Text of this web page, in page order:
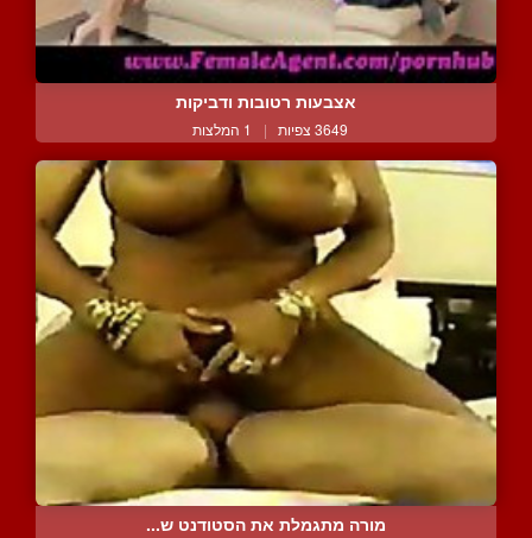
אצבעות רטובות ודביקות
3649 צפיות | 1 המלצות
מורה מתגמלת את הסטודנט ש...